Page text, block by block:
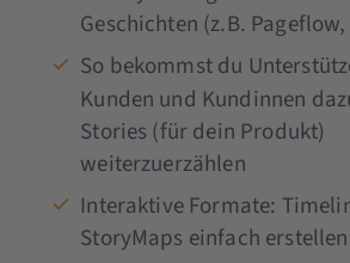
Geschichten (z.B.
So bekommst du
Kunden und Kundinnen
Stories (für dein Produkt)
weiterzuerzählen
Interaktive Formate:
StoryMaps einfach erstellen